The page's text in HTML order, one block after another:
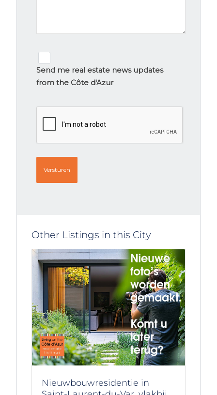
signup
Send me real estate news updates
from the Côte d'Azur
Other Listings in this City
Nieuwbouwresidentie in